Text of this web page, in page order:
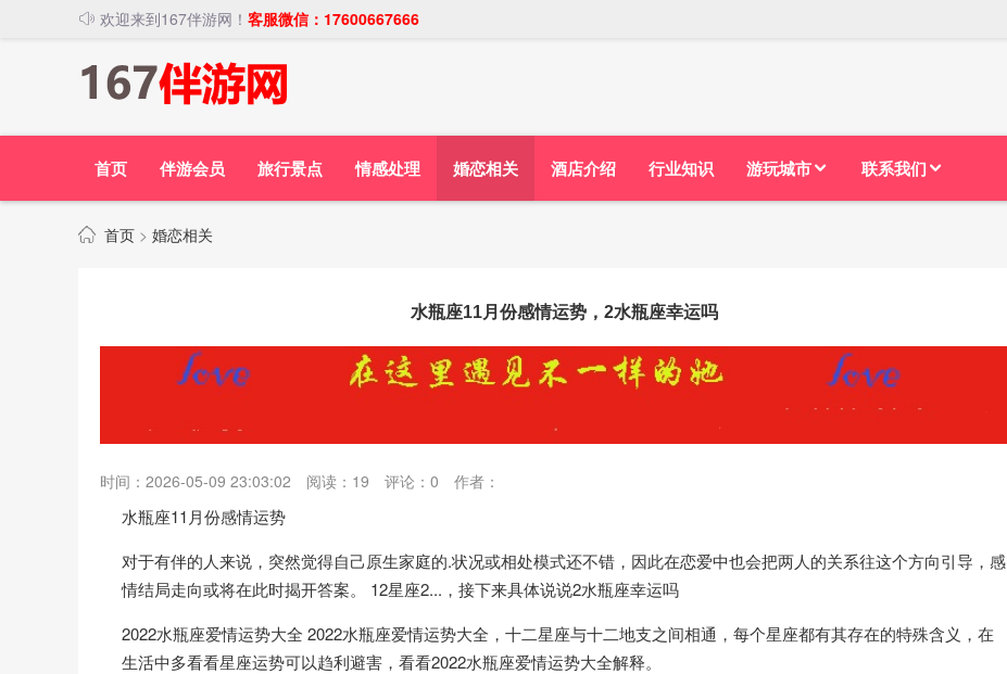
欢迎来到167伴游网！ 客服微信：17600667666
首页 伴游会员 旅行景点 情感处理 婚恋相关 酒店介绍 行业知识 游玩城市 联系我们
首页 > 婚恋相关
水瓶座11月份感情运势，2水瓶座幸运吗
时间：2026-05-09 23:03:02 阅读： 19 评论： 0 作者：
水瓶座11月份感情运势
对于有伴的人来说，突然觉得自己原生家庭的.状况或相处模式还不错，因此在恋爱中也会把两人的关系往这个方向引导，感
情结局走向或将在此时揭开答案。 12星座2...，接下来具体说说2水瓶座幸运吗
2022水瓶座爱情运势大全 2022水瓶座爱情运势大全，十二星座与十二地支之间相通，每个星座都有其存在的特殊含义，在
生活中多看看星座运势可以趋利避害，看看2022水瓶座爱情运势大全解释。